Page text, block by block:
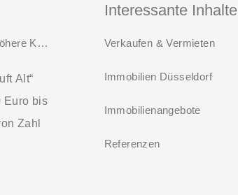
KfW-Förderung „Jung kauft Alt“: Höhere Kredite ab August 2026
Alt“
Euro bis
Zahl
Interessante Inhalte
Verkaufen & Vermieten
Immobilien Düsseldorf
Immobilienangebote
Referenzen